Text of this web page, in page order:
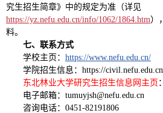
究生招生简章》中的规定为准（详见
https://yz.nefu.edu.cn/info/1062/1864.htm）
料。
七、联系方式
学校主页： https://www.nefu.edu.cn/
学院招生信息：https://
东北林业大学研究生招生信息网主页 ：
电子邮箱：tumuyjsh@nefu.edu.cn
咨询电话：0451-82191806